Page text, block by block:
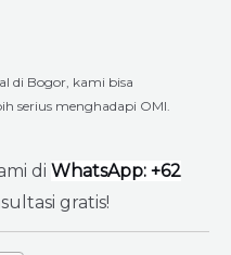
di Bogor, kami bisa
serius menghadapi OMI.
di WhatsApp: +62
gratis!